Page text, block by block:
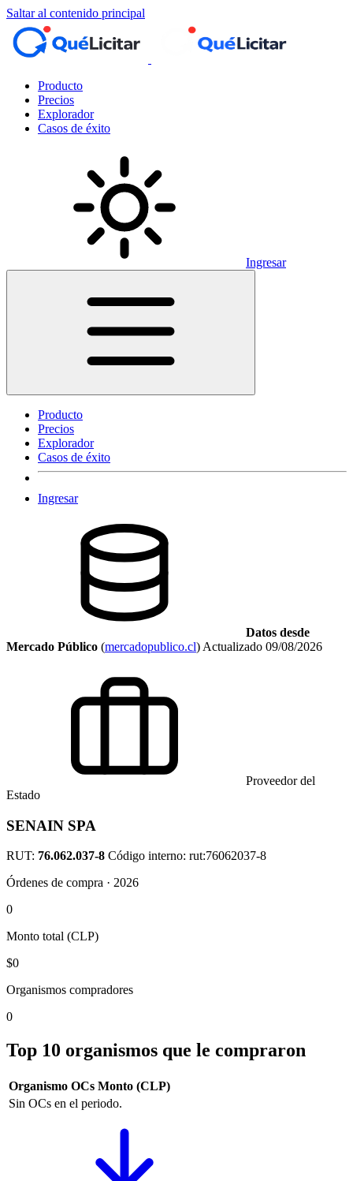
Saltar al contenido principal
Producto
Precios
Explorador
Casos de éxito
Ingresar
Producto
Precios
Explorador
Casos de éxito
Ingresar
Datos desde
Mercado Público (mercadopublico.cl) Actualizado 09/08/2026
Proveedor del
Estado
SENAIN SPA
RUT: 76.062.037-8 Código interno: rut:76062037-8
Órdenes de compra · 2026
0
Monto total (CLP)
$0
Organismos compradores
0
Top 10 organismos que le compraron
Organismo OCs Monto (CLP)
Sin OCs en el periodo.